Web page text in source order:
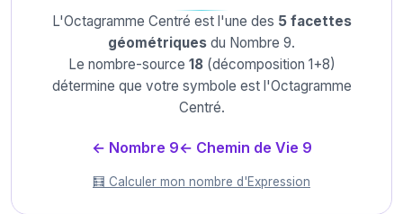
L'Octagramme Centré est l'une des 5 facettes
géométriques du Nombre 9.
Le nombre-source 18(décomposition 1+8)
détermine que votre symbole est l'Octagramme
Centré.
← Nombre 9← Chemin de Vie 9
🧮 Calculer mon nombre d'Expression